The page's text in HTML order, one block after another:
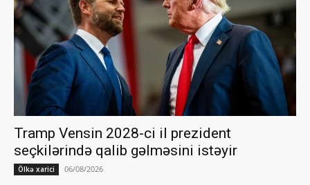
Tramp Vensin 2028-ci il prezident
seçkilərində qalib gəlməsini istəyir
Ölkə xarici 06/08/2026